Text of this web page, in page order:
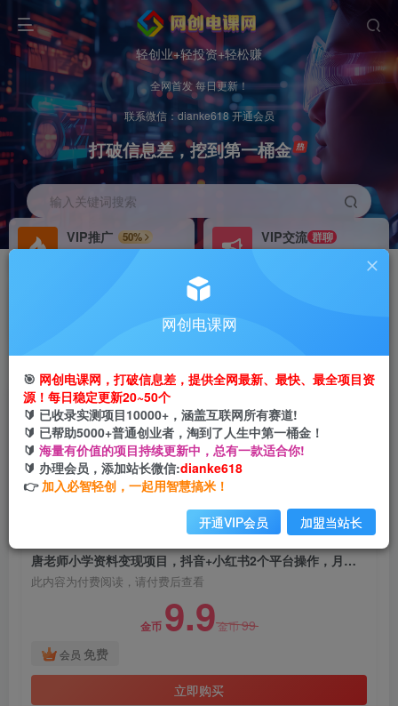
轻创业+轻投资+轻松赚
全网首发 每日更新！
联系微信：dianke618 开通会员
打破信息差，挖到第一桶金
输入关键词搜索
VIP推广
50%
VIP交流 群聊
研究探讨更多创业项目路子。
搭建同款网站，自己当老板
唐老师小学资料变现项目，抖音+小红书2个平台
操作，月入数万元（全套资料+教程）
网创电课网
2年前发布
687 70
唐老师小学资料变现项目，抖音+小红书2个平台操作，月入数万元（全套资料+教程）
此内容为付费阅读，请付费后查看
金币 9.9金币99
会员 免费
立即购买
网创电课网
🎯 网创电课网，打破信息差，提供全网最新、最快、最全项目资
源！每日稳定更新20~50个
🔰 已收录实测项目10000+，涵盖互联网所有赛道!
🔰 已帮助5000+普通创业者，淘到了人生中第一桶金！
🔰 海量有价值的项目持续更新中，总有一款适合你!
🔰 办理会员，添加站长微信:dianke618
👉 加入必智轻创，一起用智慧搞米！
开通VIP会员 加盟当站长